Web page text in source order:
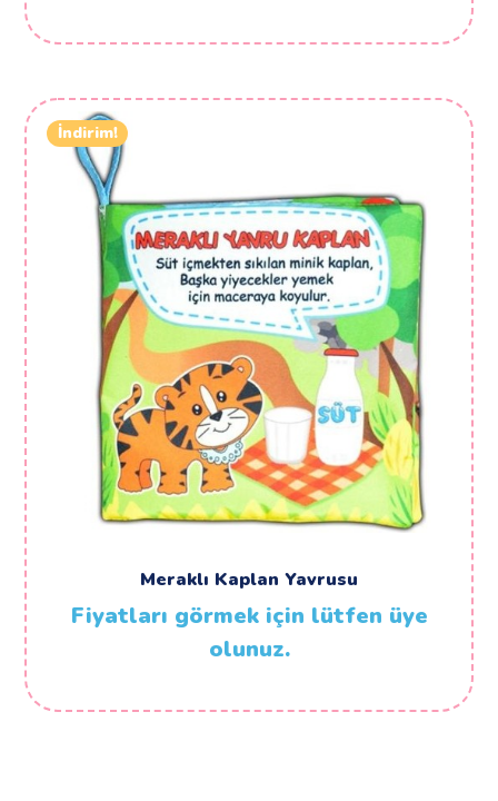
İndirim!
Meraklı Kaplan Yavrusu
Fiyatları görmek için lütfen üye
olunuz.